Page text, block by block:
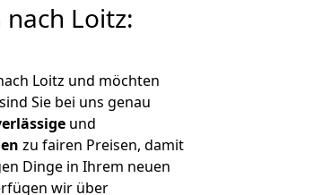
Loitz:
Loitz und möchten
Sie bei uns genau
und
zu fairen Preisen, damit
Dinge in Ihrem neuen
wir über